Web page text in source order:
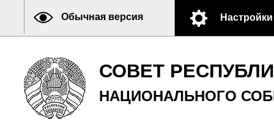
Обычная версия Настройки
СОВЕТ
НАЦИОНАЛЬНОГО